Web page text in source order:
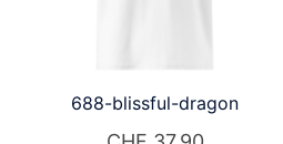
688-blissful-dragon